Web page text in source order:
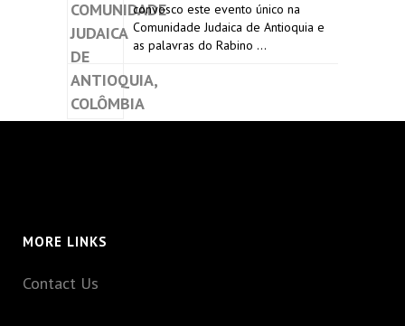
convosco este evento único na
Comunidade Judaica de Antioquia e
as palavras do Rabino …
MORE LINKS
Contact Us